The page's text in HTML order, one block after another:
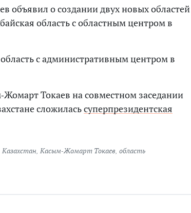
объявил о создании двух новых областей
область с областным центром в
с административным центром в
Токаев на совместном заседании
сложиласьсуперпрезидентская
Казахстан Касым-Жомарт Токаев область